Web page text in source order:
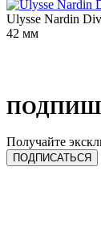
Ulysse Nardin
42 мм
Получайте
ПОДПИСАТЬСЯ